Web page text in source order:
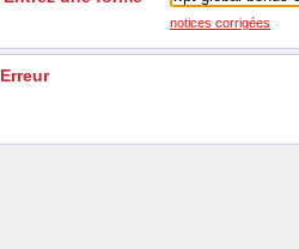
notices corrigées
Erreur